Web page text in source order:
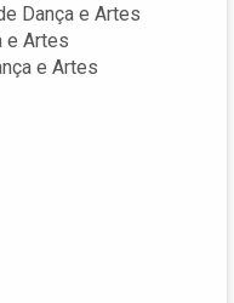
Dança e Artes
e Artes
e Artes